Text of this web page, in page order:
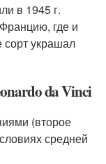
в 1945 г.
где и
сорт украшал
da Vinci
(второе
средней